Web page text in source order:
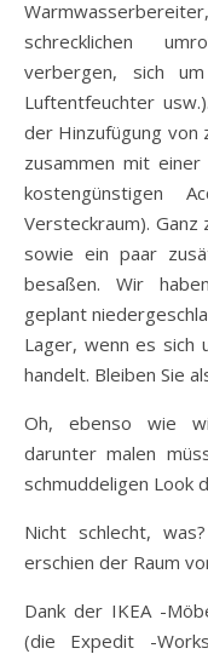
schrecklichen
verbergen, sich
Luftentfeuchter
der Hinzufügung von
zusammen mit
kostengünstigen
Versteckraum).
sowie ein paar
besaßen. Wir
geplant
Lager, wenn es sich
handelt. Bleiben Sie
Oh, ebenso wie
darunter malen
schmuddeligen Look
Nicht schlecht,
erschien der Raum
Dank der IKEA -
(die Expedit -